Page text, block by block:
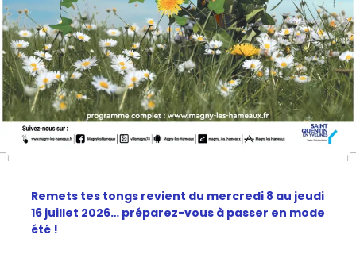
Remets tes tongs revient du mercredi 8 au jeudi
16 juillet 2026… préparez-vous à passer en mode
été !